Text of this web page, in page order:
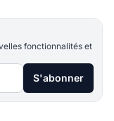
fonctionnalités et
S'abonner